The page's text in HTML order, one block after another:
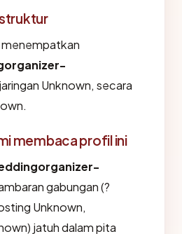
Unknown, secara
membaca profil ini
gabungan (?
Unknown,
jatuh dalam pita